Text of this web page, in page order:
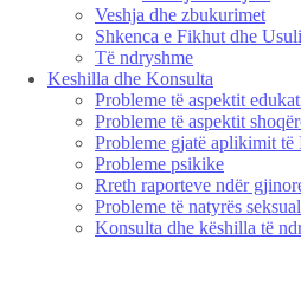
Veshja dhe zbukurimet
Shkenca e Fikhut dhe Usuli
Të ndryshme
Keshilla dhe Konsulta
Probleme të aspektit
Probleme të aspektit
Probleme gjatë aplikimit të
Probleme psikike
Rreth raporteve ndër
Probleme të natyrës
Konsulta dhe këshilla të